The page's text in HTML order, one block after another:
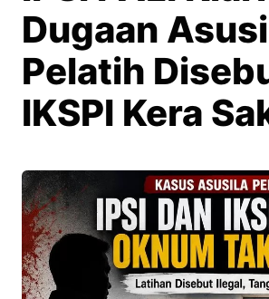
Dugaan
Pelatih
IKSPI Kera